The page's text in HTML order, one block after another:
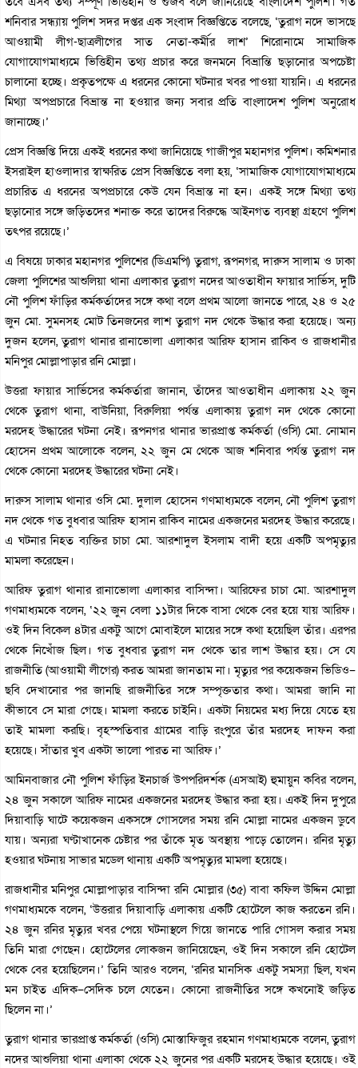
শনিবার সন্ধ্যায় পুলিশ সদর দপ্তর এক সংবাদ বিজ্ঞপ্তিতে বলেছে, ‘তুরাগ নদে ভাসছে
আওয়ামী লীগ-ছাত্রলীগের সাত নেতা-কর্মীর লাশ’ শিরোনামে সামাজিক
যোগাযোগমাধ্যমে ভিত্তিহীন তথ্য প্রচার করে জনমনে বিভ্রান্তি ছড়ানোর অপচেষ্টা
চালানো হচ্ছে। প্রকৃতপক্ষে এ ধরনের কোনো ঘটনার খবর পাওয়া যায়নি। এ ধরনের
মিথ্যা অপপ্রচারে বিভ্রান্ত না হওয়ার জন্য সবার প্রতি বাংলাদেশ পুলিশ অনুরোধ
জানাচ্ছে।’
প্রেস বিজ্ঞপ্তি দিয়ে একই ধরনের কথা জানিয়েছে গাজীপুর মহানগর পুলিশ। কমিশনার
ইসরাইল হাওলাদার স্বাক্ষরিত প্রেস বিজ্ঞপ্তিতে বলা হয়, ‘সামাজিক যোগাযোগমাধ্যমে
প্রচারিত এ ধরনের অপপ্রচারে কেউ যেন বিভ্রান্ত না হন। একই সঙ্গে মিথ্যা তথ্য
ছড়ানোর সঙ্গে জড়িতদের শনাক্ত করে তাদের বিরুদ্ধে আইনগত ব্যবস্থা গ্রহণে পুলিশ
তৎপর রয়েছে।’
এ বিষয়ে ঢাকার মহানগর পুলিশের (ডিএমপি) তুরাগ, রূপনগর, দারুস সালাম ও ঢাকা
জেলা পুলিশের আশুলিয়া থানা এলাকার তুরাগ নদের আওতাধীন ফায়ার সার্ভিস, দুটি
নৌ পুলিশ ফাঁড়ির কর্মকর্তাদের সঙ্গে কথা বলে প্রথম আলো জানতে পারে, ২৪ ও ২৫
জুন মো. সুমনসহ মোট তিনজনের লাশ তুরাগ নদ থেকে উদ্ধার করা হয়েছে। অন্য
দুজন হলেন, তুরাগ থানার রানাভোলা এলাকার আরিফ হাসান রাকিব ও রাজধানীর
মনিপুর মোল্লাপাড়ার রনি মোল্লা।
উত্তরা ফায়ার সার্ভিসের কর্মকর্তারা জানান, তাঁদের আওতাধীন এলাকায় ২২ জুন
থেকে তুরাগ থানা, বাউনিয়া, বিরুলিয়া পর্যন্ত এলাকায় তুরাগ নদ থেকে কোনো
মরদেহ উদ্ধারের ঘটনা নেই। রূপনগর থানার ভারপ্রাপ্ত কর্মকর্তা (ওসি) মো. নোমান
হোসেন প্রথম আলোকে বলেন, ২২ জুন মে থেকে আজ শনিবার পর্যন্ত তুরাগ নদ
থেকে কোনো মরদেহ উদ্ধারের ঘটনা নেই।
দারুস সালাম থানার ওসি মো. দুলাল হোসেন গণমাধ্যমকে বলেন, নৌ পুলিশ তুরাগ
নদ থেকে গত বুধবার আরিফ হাসান রাকিব নামের একজনের মরদেহ উদ্ধার করেছে।
এ ঘটনার নিহত ব্যক্তির চাচা মো. আরশাদুল ইসলাম বাদী হয়ে একটি অপমৃত্যুর
মামলা করেছেন।
আরিফ তুরাগ থানার রানাভোলা এলাকার বাসিন্দা। আরিফের চাচা মো. আরশাদুল
গণমাধ্যমকে বলেন, ‘২২ জুন বেলা ১১টার দিকে বাসা থেকে বের হয়ে যায় আরিফ।
ওই দিন বিকেল ৪টার একটু আগে মোবাইলে মায়ের সঙ্গে কথা হয়েছিল তাঁর। এরপর
থেকে নিখোঁজ ছিল। গত বুধবার তুরাগ নদ থেকে তার লাশ উদ্ধার হয়। সে যে
রাজনীতি (আওয়ামী লীগের) করত আমরা জানতাম না। মৃত্যুর পর কয়েকজন ভিডিও–
ছবি দেখানোর পর জানছি রাজনীতির সঙ্গে সম্পৃক্ততার কথা। আমরা জানি না
কীভাবে সে মারা গেছে। মামলা করতে চাইনি। একটা নিয়মের মধ্য দিয়ে যেতে হয়
তাই মামলা করছি। বৃহস্পতিবার গ্রামের বাড়ি রংপুরে তাঁর মরদেহ দাফন করা
হয়েছে। সাঁতার খুব একটা ভালো পারত না আরিফ।’
আমিনবাজার নৌ পুলিশ ফাঁড়ির ইনচার্জ উপপরিদর্শক (এসআই) হুমায়ুন কবির বলেন,
২৪ জুন সকালে আরিফ নামের একজনের মরদেহ উদ্ধার করা হয়। একই দিন দুপুরে
দিয়াবাড়ি ঘাটে কয়েকজন একসঙ্গে গোসলের সময় রনি মোল্লা নামের একজন ডুবে
যায়। অন্যরা ঘণ্টাখানেক চেষ্টার পর তাঁকে মৃত অবস্থায় পাড়ে তোলেন। রনির মৃত্যু
হওয়ার ঘটনায় সাভার মডেল থানায় একটি অপমৃত্যুর মামলা হয়েছে।
রাজধানীর মনিপুর মোল্লাপাড়ার বাসিন্দা রনি মোল্লার (৩৫) বাবা কফিল উদ্দিন মোল্লা
গণমাধ্যমকে বলেন, ‘উত্তরার দিয়াবাড়ি এলাকায় একটি হোটেলে কাজ করতেন রনি।
২৪ জুন রনির মৃত্যুর খবর পেয়ে ঘটনাস্থলে গিয়ে জানতে পারি গোসল করার সময়
তিনি মারা গেছেন। হোটেলের লোকজন জানিয়েছেন, ওই দিন সকালে রনি হোটেল
থেকে বের হয়েছিলেন।’ তিনি আরও বলেন, ‘রনির মানসিক একটু সমস্যা ছিল, যখন
মন চাইত এদিক–সেদিক চলে যেতেন। কোনো রাজনীতির সঙ্গে কখনোই জড়িত
ছিলেন না।’
তুরাগ থানার ভারপ্রাপ্ত কর্মকর্তা (ওসি) মোস্তাফিজুর রহমান গণমাধ্যমকে বলেন, তুরাগ
নদের আশুলিয়া থানা এলাকা থেকে ২২ জুনের পর একটি মরদেহ উদ্ধার হয়েছে। ওই